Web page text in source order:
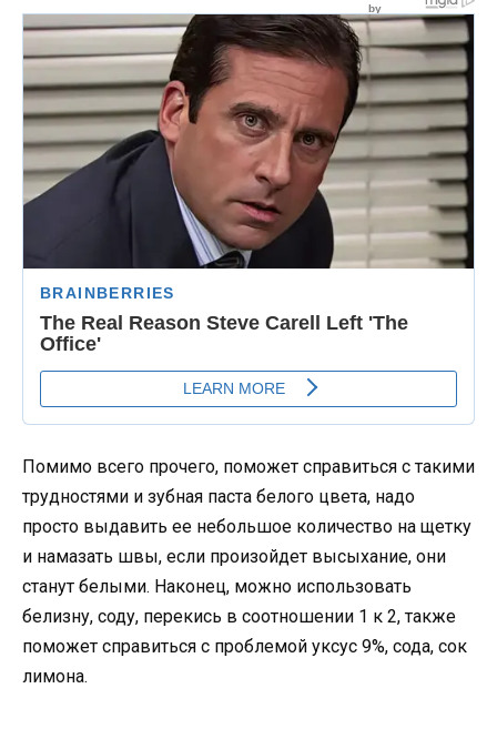
Помимо всего прочего, поможет справиться с такими
трудностями и зубная паста белого цвета, надо
просто выдавить ее небольшое количество на щетку
и намазать швы, если произойдет высыхание, они
станут белыми. Наконец, можно использовать
белизну, соду, перекись в соотношении 1 к 2, также
поможет справиться с проблемой уксус 9%, сода, сок
лимона.